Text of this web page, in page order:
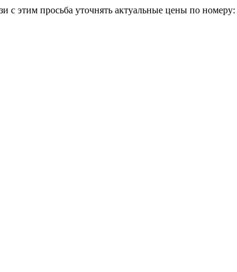
с этим просьба уточнять актуальные цены по номеру: